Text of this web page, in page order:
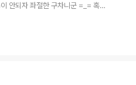
안되자 좌절한 구차니군 =_= 혹시
있지 않습니다. 다음을 입력하여
12-19 0..